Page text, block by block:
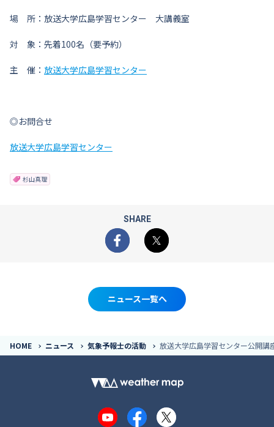
場 所：放送大学広島学習センター 大講義室
対 象：先着100名（要予約）
主 催： 放送大学広島学習センター
◎お問合せ
放送大学広島学習センター
杉山真理
SHARE
Facebook
X
ニュース一覧へ
HOME ニュース 気象予報士の活動 放送大学広島学習センター公開
YouTubeFacebook
X